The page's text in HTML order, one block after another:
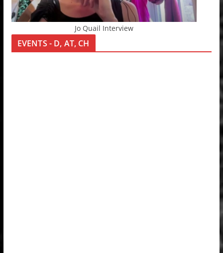
Jo Quail Interview
EVENTS - D, AT, CH